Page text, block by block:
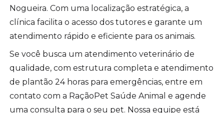
Nogueira. Com uma localização estratégica, a
clínica facilita o acesso dos tutores e garante um
atendimento rápido e eficiente para os animais.
Se você busca um atendimento veterinário de
qualidade, com estrutura completa e atendimento
de plantão 24 horas para emergências, entre em
contato com a RaçãoPet Saúde Animal e agende
uma consulta para o seu pet. Nossa equipe está